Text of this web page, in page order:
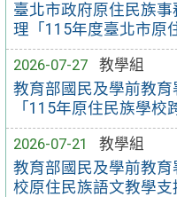
臺北市政府原住民族
理「115年度臺北市原
2026-07-27
教學組
教育部國民及學前教
「115年原住民族學校
2026-07-21
教學組
教育部國民及學前教
校原住民族語文教學支